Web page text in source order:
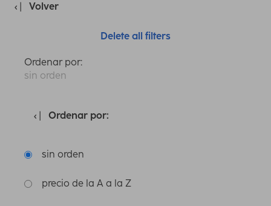
Volver
Delete all filters
Ordenar por:
sin orden
Ordenar por:
sin orden
precio de la A a la Z